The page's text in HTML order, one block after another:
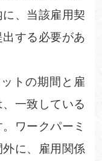
、当該雇用契
する必要があ
トの期間と雇
一致している
ワークパーミ
に、雇用関係